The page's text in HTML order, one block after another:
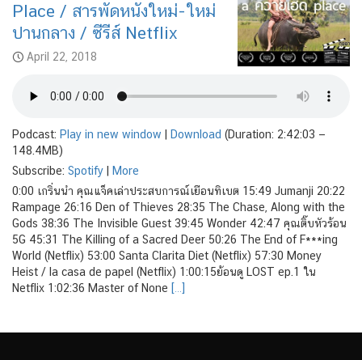
Place / สารพัดหนังใหม่-ใหม่
ปานกลาง / ซีรีส์ Netflix
April 22, 2018
Podcast: Play in new window Download (Duration: 2:42:03 —
148.4MB)
Subscribe: Spotify
More
0:00 เกริ่นนำ คุณแจ็คเล่าประสบการณ์เยือนทิเบต 15:49 Jumanji 20:22
Rampage 26:16 Den of Thieves 28:35 The Chase, Along with the
Gods 38:36 The Invisible Guest 39:45 Wonder 42:47 คุณติ๊บหัวร้อน
5G 45:31 The Killing of a Sacred Deer 50:26 The End of F***ing
World (Netflix) 53:00 Santa Clarita Diet (Netflix) 57:30 Money
Heist / la casa de papel (Netflix) 1:00:15ย้อนดู LOST ep.1 ใน
Netflix 1:02:36 Master of None […]